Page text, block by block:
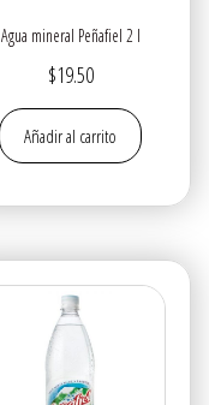
Agua mineral Peñafiel 2 l
$19.50
Añadir al carrito